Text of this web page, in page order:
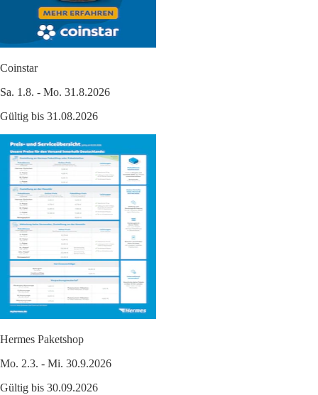
Coinstar
Sa. 1.8. - Mo. 31.8.2026
Gültig bis 31.08.2026
Hermes Paketshop
Mo. 2.3. - Mi. 30.9.2026
Gültig bis 30.09.2026